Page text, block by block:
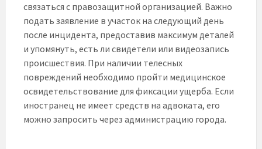
связаться с правозащитной организацией. Важно
подать заявление в участок на следующий день
после инцидента, предоставив максимум деталей
и упомянуть, есть ли свидетели или видеозапись
происшествия. При наличии телесных
повреждений необходимо пройти медицинское
освидетельствование для фиксации ущерба. Если
иностранец не имеет средств на адвоката, его
можно запросить через администрацию города.